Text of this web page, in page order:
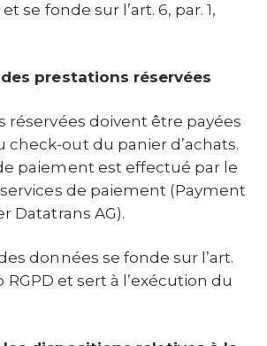
se fonde sur l’art. 6, par. 1,
prestations réservées
réservées doivent être payées
out du panier d’achats.
paiement est effectué par le
de paiement (Payment
Datatrans AG).
données se fonde sur l’art.
RGPD et sert à l’exécution du